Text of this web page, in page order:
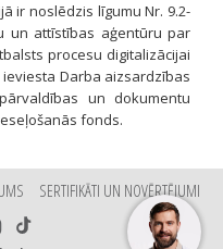
ir noslēdzis līgumu Nr. 9.2-
un attīstības aģentūru par
procesu digitalizācijai
Darba aizsardzības
un dokumentu
fonds.
SERTIFIKĀTI UN NOVĒRTĒJUMI